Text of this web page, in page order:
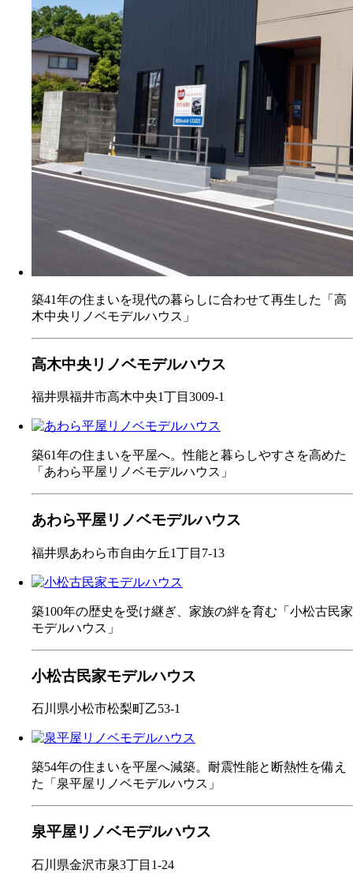
築41年の住まいを現代の暮らしに合わせて再生した「高
木中央リノベモデルハウス」
高木中央リノベモデルハウス
福井県福井市高木中央1丁目3009-1
築61年の住まいを平屋へ。性能と暮らしやすさを高めた
「あわら平屋リノベモデルハウス」
あわら平屋リノベモデルハウス
福井県あわら市自由ケ丘1丁目7-13
築100年の歴史を受け継ぎ、家族の絆を育む「小松古民家
モデルハウス」
小松古民家モデルハウス
石川県小松市松梨町乙53-1
築54年の住まいを平屋へ減築。耐震性能と断熱性を備え
た「泉平屋リノベモデルハウス」
泉平屋リノベモデルハウス
石川県金沢市泉3丁目1-24